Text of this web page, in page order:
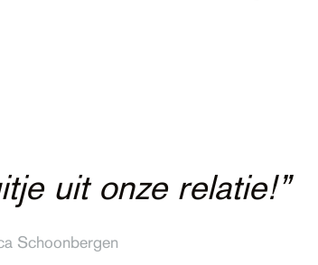
uit onze relatie!”
Schoonbergen
met grote impact”
heel wat
die een mens